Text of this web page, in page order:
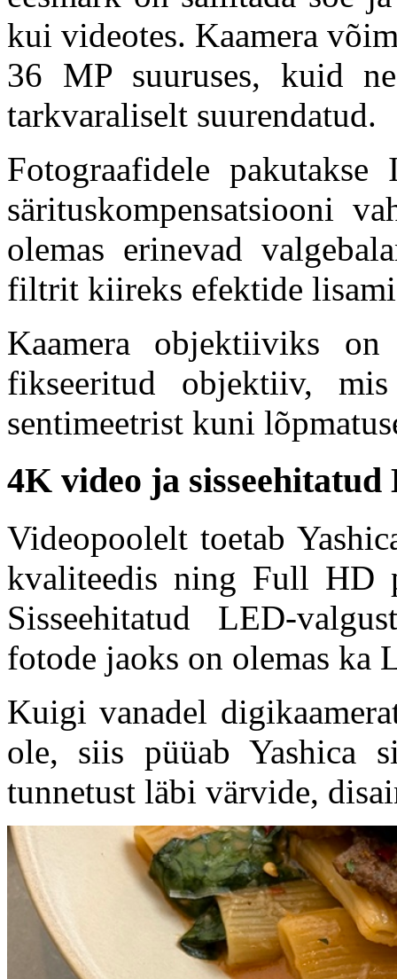
kui videotes. Kaamera
36 MP suuruses, kuid
tarkvaraliselt suurendatud.
Fotograafidele
särituskompensatsiooni
olemas erinevad
filtrit kiireks efektide
Kaamera objektiiviks
fikseeritud objektiiv,
sentimeetrist kuni
4K video ja
Videopoolelt toetab
kvaliteedis ning Full HD
Sisseehitatud LED-
fotode jaoks on olemas ka
Kuigi vanadel
ole, siis püüab Yashica
tunnetust läbi värvide,